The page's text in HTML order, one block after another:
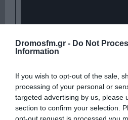
Dromosfm.gr - Do Not
Information
If you wish to opt-out of the sale,
processing of your personal or
targeted advertising by us, please
section to confirm your selection.
Παρακαλώ Περιμένετε...